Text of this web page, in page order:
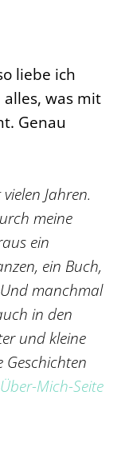
liebe ich
was mit
Genau
Jahren.
meine
ein
ein Buch,
manchmal
in den
und kleine
Geschichten
Über-Mich-Seite